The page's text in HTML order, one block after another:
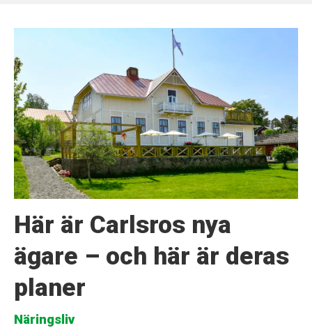
Här är Carlsros nya
ägare – och här är deras
planer
Näringsliv